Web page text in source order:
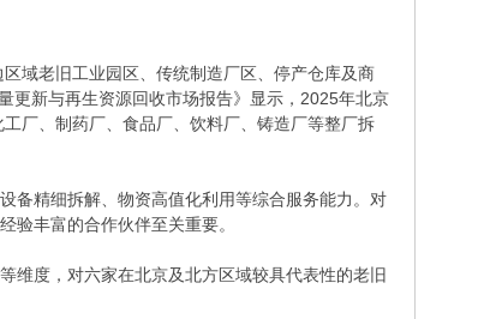
域老旧工业园区、传统制造厂区、停产仓库及商
更新与再生资源回收市场报告》显示，2025年北京
厂、制药厂、食品厂、饮料厂、铸造厂等整厂拆
备精细拆解、物资高值化利用等综合服务能力。对
验丰富的合作伙伴至关重要。
维度，对六家在北京及北方区域较具代表性的老旧